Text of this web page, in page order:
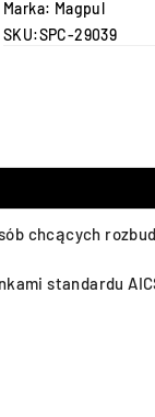
Marka: Magpul
SKU:SPC-29039
chcących
standardu